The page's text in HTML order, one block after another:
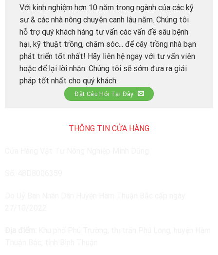
Với kinh nghiệm hơn 10 năm trong ngành của các kỹ
sư & các nhà nông chuyên canh lâu năm. Chúng tôi
hỗ trợ quý khách hàng tư vấn các vấn đề sâu bệnh
hại, kỹ thuật trồng, chăm sóc... để cây trồng nhà bạn
phát triển tốt nhất! Hãy liên hệ ngay với tư vấn viên
hoặc để lại lời nhắn. Chúng tôi sẽ sớm đưa ra giải
pháp tốt nhất cho quý khách.
Đặt Câu Hỏi Tại Đây
THÔNG TIN CỬA HÀNG